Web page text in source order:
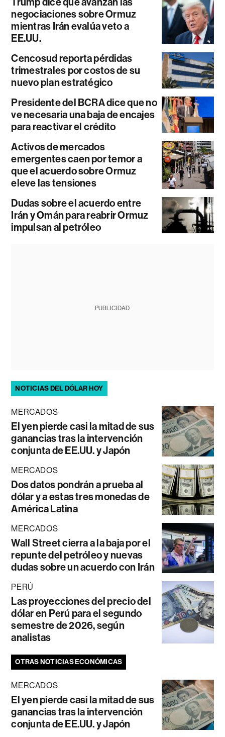
negociaciones sobre Ormuz
mientras Irán evalúa veto a
EE.UU.
Cencosud reporta pérdidas
trimestrales por costos de su
nuevo plan estratégico
Presidente del BCRA dice que no
ve necesaria una baja de encajes
para reactivar el crédito
Activos de mercados
emergentes caen por temor a
que el acuerdo sobre Ormuz
eleve las tensiones
Dudas sobre el acuerdo entre
Irán y Omán para reabrir Ormuz
impulsan al petróleo
PUBLICIDAD
NOTICIAS DEL DÓLAR HOY
MERCADOS
El yen pierde casi la mitad de sus
ganancias tras la intervención
conjunta de EE.UU. y Japón
MERCADOS
Dos datos pondrán a prueba al
dólar y a estas tres monedas de
América Latina
MERCADOS
Wall Street cierra a la baja por el
repunte del petróleo y nuevas
dudas sobre un acuerdo con Irán
PERÚ
Las proyecciones del precio del
dólar en Perú para el segundo
semestre de 2026, según
analistas
OTRAS NOTICIAS ECONÓMICAS
MERCADOS
El yen pierde casi la mitad de sus
ganancias tras la intervención
conjunta de EE.UU. y Japón